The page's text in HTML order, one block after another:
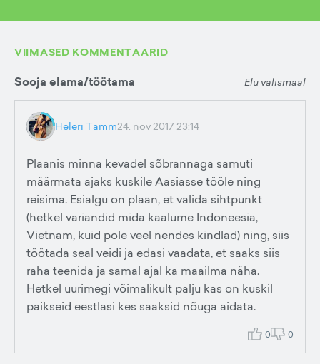
VIIMASED KOMMENTAARID
Sooja elama/töötama Elu välismaal
Heleri Tamm24. nov 2017 23:14
Plaanis minna kevadel sõbrannaga samuti
määrmata ajaks kuskile Aasiasse tööle ning
reisima. Esialgu on plaan, et valida sihtpunkt
(hetkel variandid mida kaalume Indoneesia,
Vietnam, kuid pole veel nendes kindlad) ning, siis
töötada seal veidi ja edasi vaadata, et saaks siis
raha teenida ja samal ajal ka maailma näha.
Hetkel uurimegi võimalikult palju kas on kuskil
paikseid eestlasi kes saaksid nõuga aidata.
0 0